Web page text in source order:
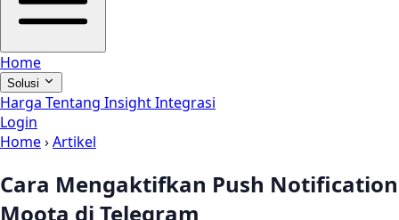
Home
Solusi
Harga Tentang InsightIntegrasi
Login
Home›Artikel
Cara Mengaktifkan Push Notification
Moota di Telegram